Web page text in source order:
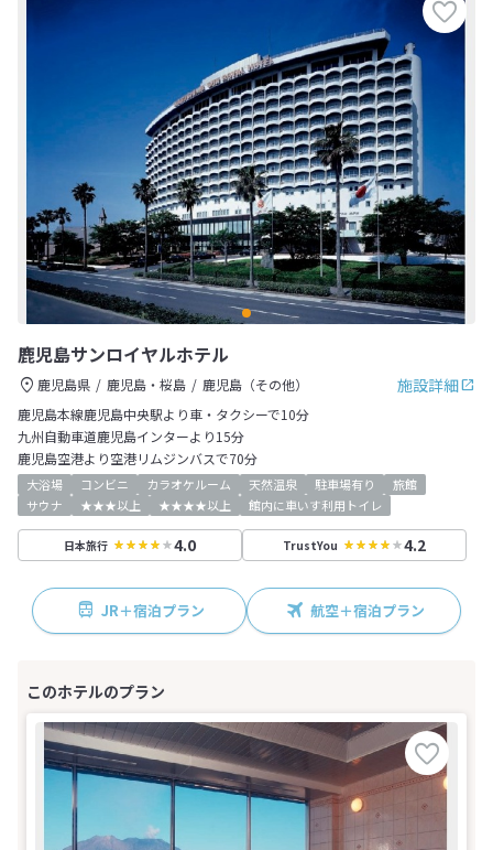
鹿児島サンロイヤルホテル
施設詳細
鹿児島県 鹿児島・桜島
鹿児島（その他）
鹿児島本線鹿児島中央駅より車・タクシーで10分
九州自動車道鹿児島インターより15分
鹿児島空港より空港リムジンバスで70分
大浴場 コンビニ カラオケルーム 天然温泉 駐車場有り
旅館
サウナ
★★★以上 ★★★★以上 館内に車いす利用トイレ
日本旅行 4.0 TrustYou 4.2
JR＋宿泊プラン 航空＋宿泊プラン